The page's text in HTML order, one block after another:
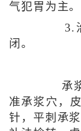
气犯胃为主。
3.治
闭。
承浆
准承浆穴，
针，平刺承